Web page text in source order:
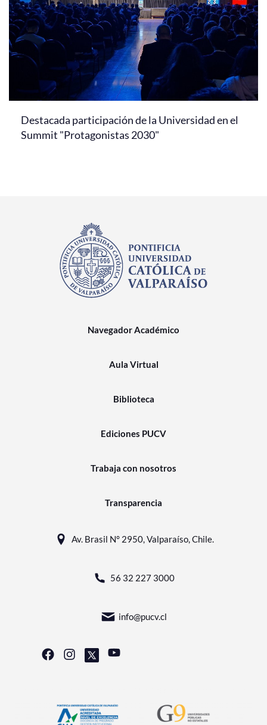
Destacada participación de la Universidad en el
Summit "Protagonistas 2030"
Navegador Académico
Aula Virtual
Biblioteca
Ediciones PUCV
Trabaja con nosotros
Transparencia
Av. Brasil N° 2950, Valparaíso, Chile.
56 32 227 3000
info@pucv.cl